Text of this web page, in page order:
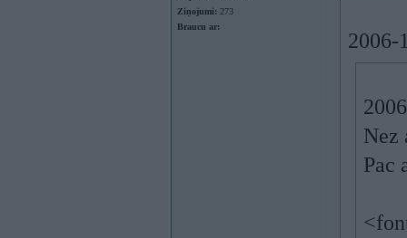
Ziņojumi: 273
Braucu ar:
2006-
Nez
Pac